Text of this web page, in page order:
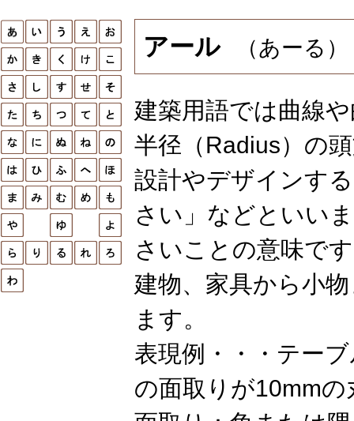
アール （あーる）
建築用語では曲線
半径（Radius）の
設計やデザインす
さい」などといい
さいことの意味で
建物、家具から小
ます。
表現例・・・テー
の面取りが10mm